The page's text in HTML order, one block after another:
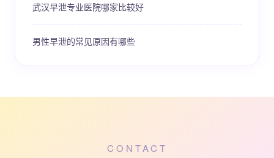
武汉早泄专业医院哪家比较好
男性早泄的常见原因有哪些
CONTACT